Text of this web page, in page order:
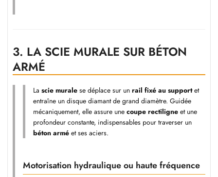
3. LA SCIE MURALE SUR BÉTON
ARMÉ
La scie murale se déplace sur un rail fixé au supportet
entraîne un disque diamant de grand diamètre. Guidée
mécaniquement, elle assure une coupe rectiligne et une
profondeur constante, indispensables pour traverser un
béton armé et ses aciers.
Motorisation hydraulique ou haute fréquence